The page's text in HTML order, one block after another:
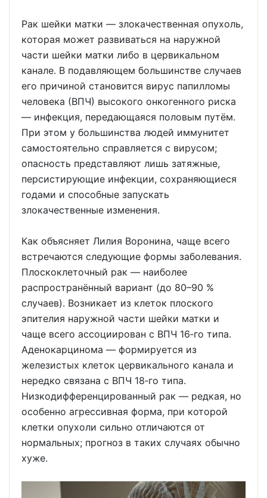
Рак шейки матки — злокачественная опухоль,
которая может развиваться на наружной
части шейки матки либо в цервикальном
канале. В подавляющем большинстве случаев
его причиной становится вирус папилломы
человека (ВПЧ) высокого онкогенного риска
— инфекция, передающаяся половым путём.
При этом у большинства людей иммунитет
самостоятельно справляется с вирусом;
опасность представляют лишь затяжные,
персистирующие инфекции, сохраняющиеся
годами и способные запускать
злокачественные изменения.
Как объясняет Лилия Воронина, чаще всего
встречаются следующие формы заболевания.
Плоскоклеточный рак — наиболее
распространённый вариант (до 80–90 %
случаев). Возникает из клеток плоского
эпителия наружной части шейки матки и
чаще всего ассоциирован с ВПЧ 16‑го типа.
Аденокарцинома — формируется из
железистых клеток цервикального канала и
нередко связана с ВПЧ 18‑го типа.
Низкодифференцированный рак — редкая, но
особенно агрессивная форма, при которой
клетки опухоли сильно отличаются от
нормальных; прогноз в таких случаях обычно
хуже.